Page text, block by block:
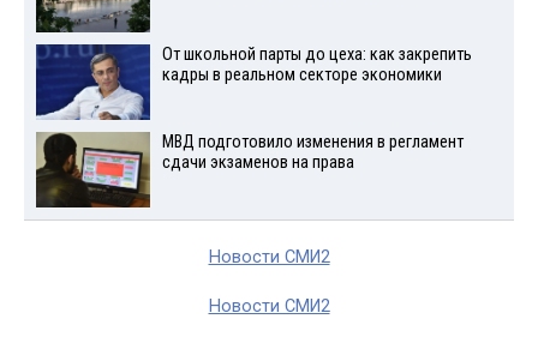
От школьной парты до цеха: как закрепить
кадры в реальном секторе экономики
МВД подготовило изменения в регламент
сдачи экзаменов на права
Новости СМИ2
Новости СМИ2